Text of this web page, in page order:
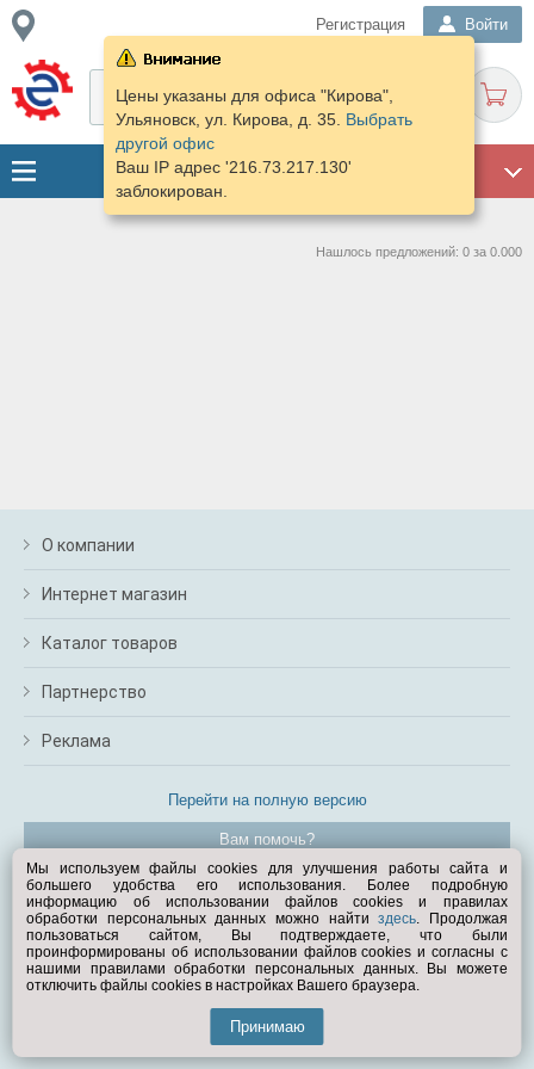
Регистрация Войти
Цены указаны для офиса "Кирова",
Ульяновск, ул. Кирова, д. 35. Выбрать
другой офис
Ваш IP адрес '216.73.217.130'
заблокирован.
Нашлось предложений: 0 за 0.000
О компании
Интернет магазин
Каталог товаров
Партнерство
Реклама
Перейти на полную версию
Вам помочь?
© Exist.ru 1998—2026
Мы используем файлы cookies для улучшения работы сайта и
большего удобства его использования. Более подробную
информацию об использовании файлов cookies и правилах
обработки персональных данных можно найтиздесь. Продолжая
пользоваться сайтом, Вы подтверждаете, что были
проинформированы об использовании файлов cookies и согласны с
нашими правилами обработки персональных данных. Вы можете
отключить файлы cookies в настройках Вашего браузера.
Принимаю